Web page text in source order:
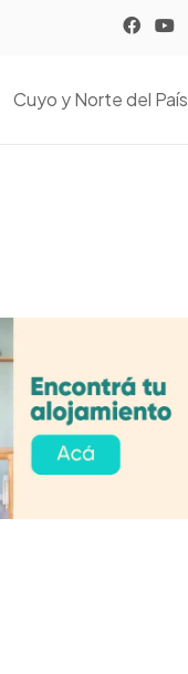
Cuyo y Norte del País